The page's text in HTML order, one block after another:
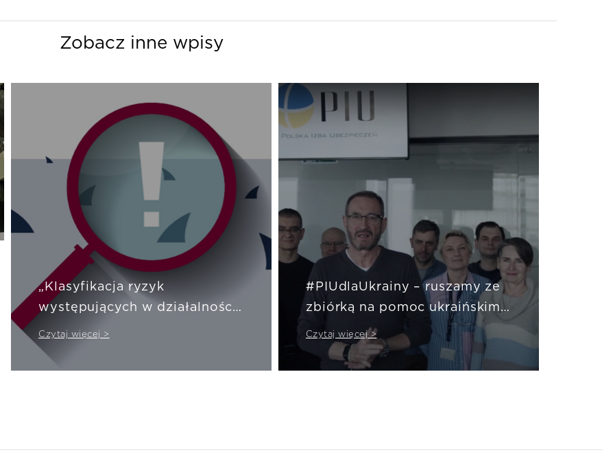
Zobacz inne wpisy
„Klasyfikacja ryzyk
występujących w działalności
zakładów ubezpieczeń” –
dlaczego warto zapoznać się
z publikacją
Czytaj więcej >
#PIUdlaUkrainy – ruszamy ze
zbiórką na pomoc ukraińskim
szpitalom
Czytaj więcej >